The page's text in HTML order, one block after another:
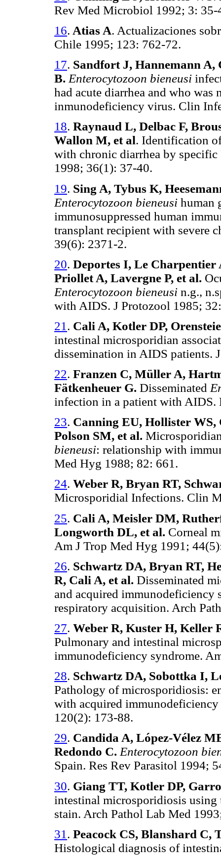
Rev Med Microbiol 1992; 3: 35-
16. Atias A. Actualizaciones
Chile 1995; 123: 762-72.
17. Sandfort J, Hannemann
B. Enterocytozoon bieneusi
had acute diarrhea and who
inmunodeficiency virus. Clin
18. Raynaud L, Delbac F,
Wallon M, et al. Identification
with chronic diarrhea by
1998; 36(1): 37-40.
19. Sing A, Tybus K,
Enterocytozoon bieneusi human
immunosuppressed human
transplant recipient with severe
39(6): 2371-2.
20. Deportes I, Le Charpentier
Priollet A, Lavergne P, et al.
Enterocytozoon bieneusi n.g.,
with AIDS. J Protozool 1985;
21 . Cali A, Kotler DP,
intestinal microsporidian
dissemination in AIDS patients.
22. Franzen C, Müller A,
Fätkenheuer G. Disseminated
infection in a patient with
23. Canning EU, Hollister
Polson SM, et al.
bieneusi: relationship with
Med Hyg 1988; 82: 661.
24. Weber R, Bryan RT,
Microsporidial Infections. Clin
25. Cali A, Meisler DM,
Longworth DL, et al. Corneal
Am J Trop Med Hyg 1991;
26. Schwartz DA, Bryan RT,
R, Cali A, et al. Disseminated
and acquired immunodeficiency
respiratory acquisition. Arch
27. Weber R, Kuster H, Keller
Pulmonary and intestinal
immunodeficiency syndrome.
28. Schwartz DA, Sobottka I,
Pathology of microsporidiosis:
with acquired
120(2): 173-88.
29. Candida A, López-Vélez
Redondo C. Enterocytozoon
Spain. Res Rev Parasitol 1994;
30. Giang TT, Kotler DP,
intestinal microsporidiosis
stain. Arch Pathol Lab Med
31 . Peacock CS, Blanshard C,
Histological diagnosis of